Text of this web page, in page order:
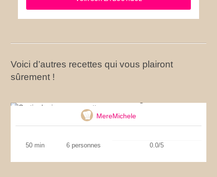
Voici d’autres recettes qui vous plairont
sûrement !
MereMichele
50 min 6 personnes 0.0/5